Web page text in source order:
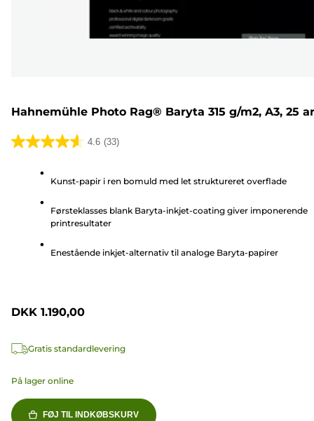
Hahnemühle Photo Rag® Baryta 315 g/m2, A3, 25
4.6 (33)
4.6
stjerner.
anmeldelser
Kunst-papir i ren bomuld med let struktureret overflade
Førsteklasses blank Baryta-inkjet-coating giver imponerende
printresultater
Enestående inkjet-alternativ til analoge Baryta-papirer
DKK 1.190,00
Gratis standardlevering
På lager online
FØJ TIL INDKØBSKURV